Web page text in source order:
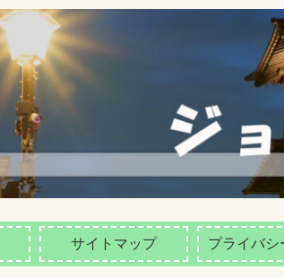
サイトマップ プライバシ